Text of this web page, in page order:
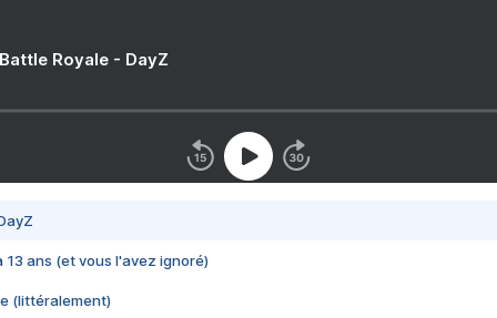
Royale - DayZ
13 ans (et vous l'avez ignoré)
(littéralement)